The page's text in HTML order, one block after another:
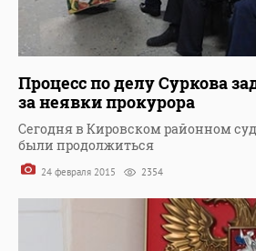
Процесс по делу Суркова
за неявки прокурора
Сегодня в Кировском районном
были продолжиться
24 февраля 2015 2354